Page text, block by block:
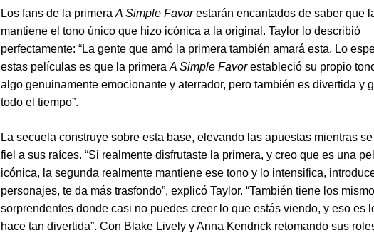
Los fans de la primera A Simple Favorestarán encantados de saber que
mantiene el tono único que hizo icónica a la original. Taylor lo describió
perfectamente: “La gente que amó la primera también amará esta. Lo
estas películas es que la primera A Simple Favorestableció su propio
algo genuinamente emocionante y aterrador, pero también es divertida y
todo el tiempo”.
La secuela construye sobre esta base, elevando las apuestas mientras
fiel a sus raíces. “Si realmente disfrutaste la primera, y creo que es una
icónica, la segunda realmente mantiene ese tono y lo intensifica,
personajes, te da más trasfondo”, explicó Taylor. “También tiene los
sorprendentes donde casi no puedes creer lo que estás viendo, y eso es
hace tan divertida”. Con Blake Lively y Anna Kendrick retomando sus